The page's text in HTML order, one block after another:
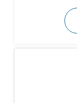
РАСХОДНЫЕ
ОБОРУДОВАНИЕ